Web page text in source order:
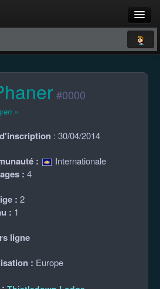
#0000
»
: 30/04/2014
: Internationale
: 4
: 2
: 1
ligne
: Europe